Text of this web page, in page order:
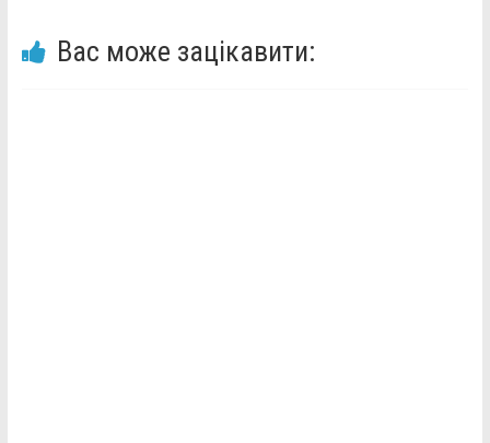
Вас може зацікавити: